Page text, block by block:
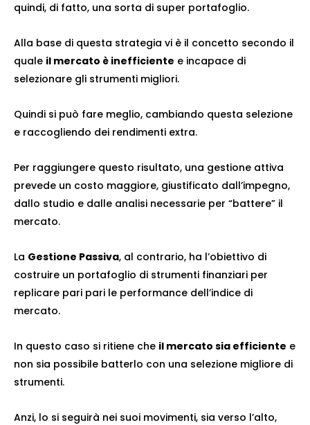
quindi, di fatto, una sorta di super portafoglio.
Alla base di questa strategia vi è il concetto secondo il
quale il mercato è inefficiente e incapace di
selezionare gli strumenti migliori.
Quindi si può fare meglio, cambiando questa selezione
e raccogliendo dei rendimenti extra.
Per raggiungere questo risultato, una gestione attiva
prevede un costo maggiore, giustificato dall’impegno,
dallo studio e dalle analisi necessarie per “battere” il
mercato.
La Gestione Passiva, al contrario, ha l’obiettivo di
costruire un portafoglio di strumenti finanziari per
replicare pari pari le performance dell’indice di
mercato.
In questo caso si ritiene che il mercato sia efficiente e
non sia possibile batterlo con una selezione migliore di
strumenti.
Anzi, lo si seguirà nei suoi movimenti, sia verso l’alto,